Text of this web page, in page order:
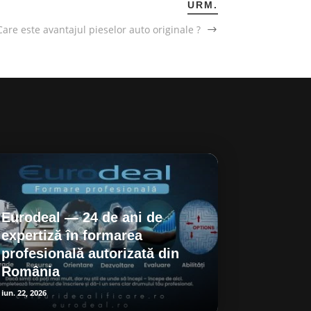
URM.
este avantajul pieselor auto originale ?
Eurodeal — 24 de ani de
expertiză în formarea
profesională autorizată din
România
iun. 22, 2026